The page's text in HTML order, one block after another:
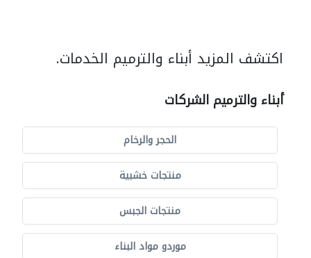
اكتشف المزيد أبناء والترميم الخدمات.
أبناء والترميم الشركات
الحجر والرخام
منتجات خشبية
منتجات الجبس
موردو مواد البناء